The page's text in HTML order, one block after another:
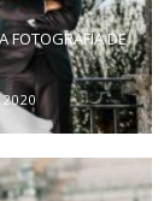
FOTOGRAFÍA DE